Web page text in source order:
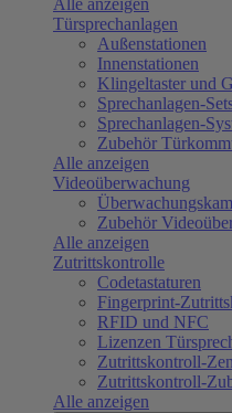
Alle anzeigen
Türsprechanlagen
Außenstationen
Innenstationen
Klingeltaster und
Sprechanlagen-
Sprechanlagen-
Zubehör
Alle anzeigen
Videoüberwachung
Zubehör
Alle anzeigen
Zutrittskontrolle
Codetastaturen
Fingerprint-
RFID und NFC
Lizenzen
Zutrittskontroll-
Zutrittskontroll-
Alle anzeigen